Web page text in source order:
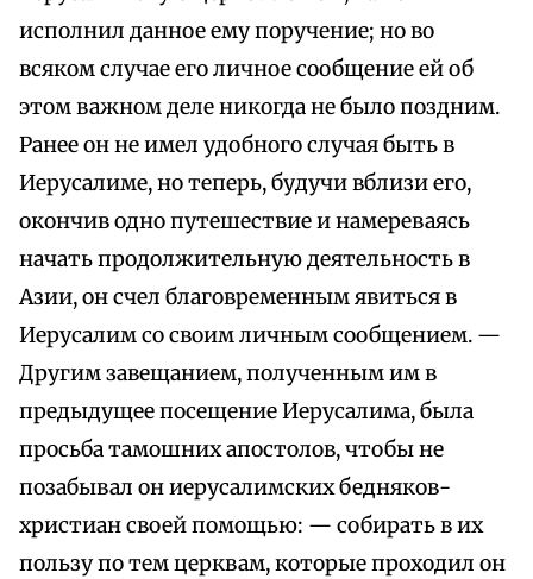
исполнил данное ему поручение; но во
всяком случае его личное сообщение ей об
этом важном деле никогда не было поздним.
Ранее он не имел удобного случая быть в
Иерусалиме, но теперь, будучи вблизи его,
окончив одно путешествие и намереваясь
начать продолжительную деятельность в
Азии, он счел благовременным явиться в
Иерусалим со своим личным сообщением. —
Другим завещанием, полученным им в
предыдущее посещение Иерусалима, была
просьба тамошних апостолов, чтобы не
позабывал он иерусалимских бедняков-
христиан своей помощью: — собирать в их
пользу по тем церквам, которые проходил он